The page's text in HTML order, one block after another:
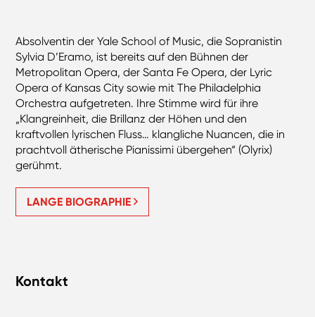
Absolventin der Yale School of Music, die Sopranistin
Sylvia D’Eramo, ist bereits auf den Bühnen der
Metropolitan Opera, der Santa Fe Opera, der Lyric
Opera of Kansas City sowie mit The Philadelphia
Orchestra aufgetreten. Ihre Stimme wird für ihre
„Klangreinheit, die Brillanz der Höhen und den
kraftvollen lyrischen Fluss… klangliche Nuancen, die in
prachtvoll ätherische Pianissimi übergehen“ (Olyrix)
gerühmt.
LANGE BIOGRAPHIE
Kontakt